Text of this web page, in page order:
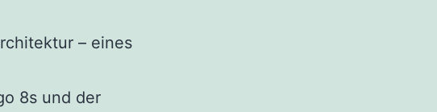
– eines
8s und der